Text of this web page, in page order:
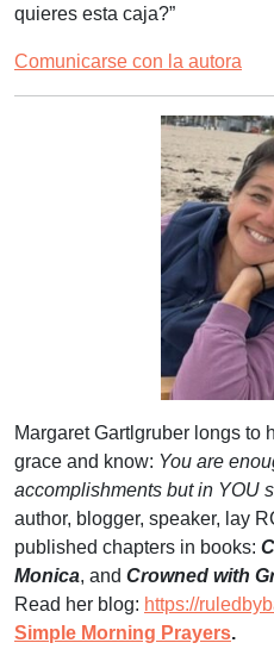
quieres esta caja?”
Comunicarse con la autora
Margaret Gartlgruber longs to
grace and know: You are
accomplishments but in YOU
author, blogger, speaker, lay
published chapters in books:
Monica, and Crowned with
Read her blog: https://
Simple Morning Prayers.